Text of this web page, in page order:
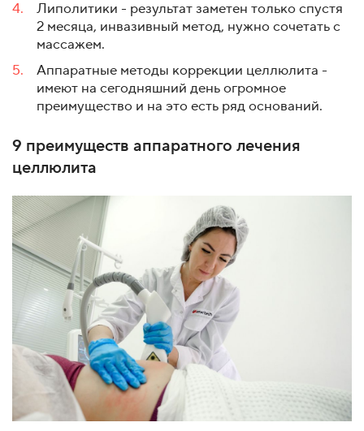
Липолитики - результат заметен только спустя
2 месяца, инвазивный метод, нужно сочетать с
массажем.
Аппаратные методы коррекции целлюлита -
имеют на сегодняшний день огромное
преимущество и на это есть ряд оснований.
9 преимуществ аппаратного лечения
целлюлита